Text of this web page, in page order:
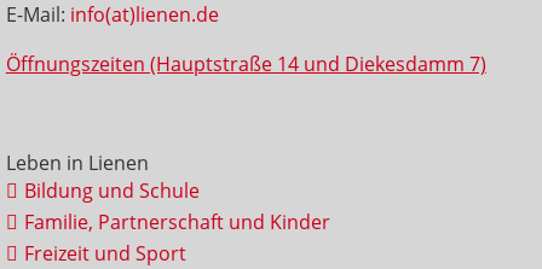
E-Mail: info(at)lienen.de
Öffnungszeiten (Hauptstraße 14 und Diekesdamm 7)
Leben in Lienen
Bildung und Schule
Familie, Partnerschaft und Kinder
Freizeit und Sport